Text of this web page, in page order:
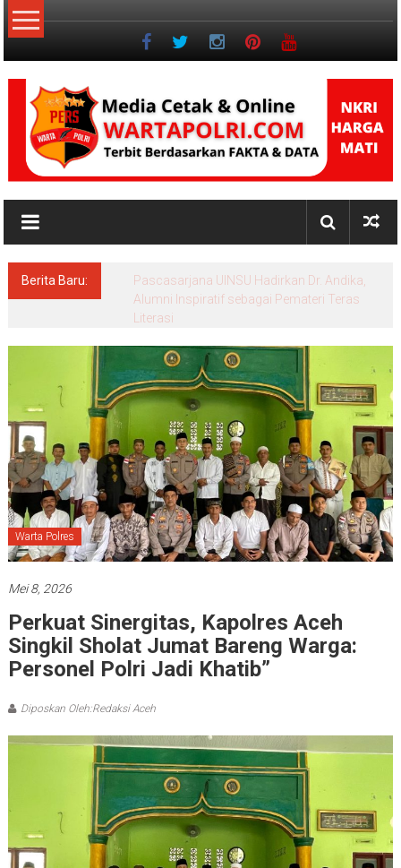
Lompat
ke
NKRI
Jurnalisme
Berita Baru:
Pascasarjana UINSU Hadirkan Dr. Andika,
Alumni Inspiratif sebagai Pemateri Teras
Literasi
Warta Polres
Mei 8, 2026
Perkuat Sinergitas, Kapolres Aceh
Singkil Sholat Jumat Bareng Warga:
Personel Polri Jadi Khatib”
Diposkan Oleh:Redaksi Aceh